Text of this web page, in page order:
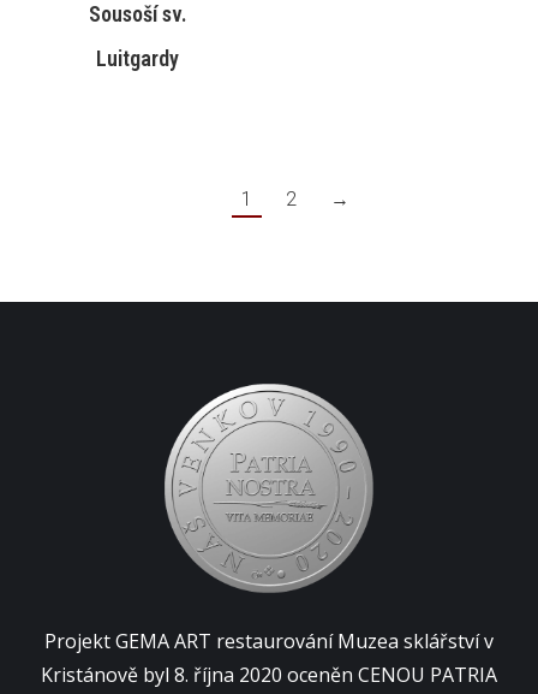
Sousoší sv.
Luitgardy
1 2 →
Projekt GEMA ART restaurování Muzea sklářství v
Kristánově byl 8. října 2020 oceněn CENOU PATRIA